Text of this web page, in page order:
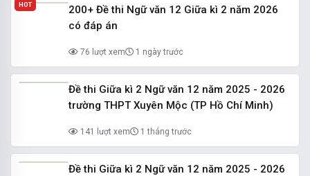
HOT
200+ Đề thi Ngữ văn 12 Giữa kì 2 năm 2026
có đáp án
76 lượt xem 1 ngày trước
Đề thi Giữa kì 2 Ngữ văn 12 năm 2025 - 2026
trường THPT Xuyên Mộc (TP Hồ Chí Minh)
141 lượt xem 1 tháng trước
Đề thi Giữa kì 2 Ngữ văn 12 năm 2025 - 2026